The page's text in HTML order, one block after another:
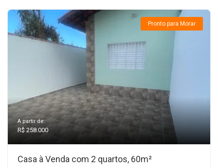
Pronto para Morar
A partir de:
R$ 258.000
Casa à Venda com 2 quartos, 60m²